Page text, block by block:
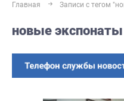
Главная Записи с тегом
новые экспонаты